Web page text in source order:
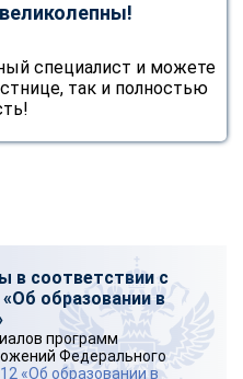
специалист и можете
так и полностью
в соответствии с
образовании в
программ
Федерального
«Об образовании в